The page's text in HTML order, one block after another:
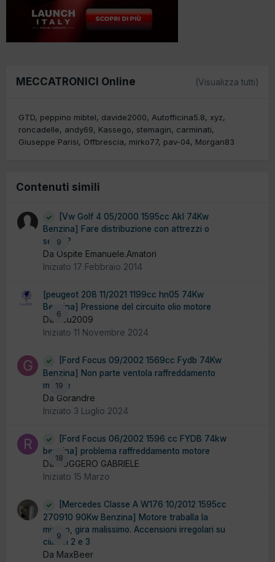
MECCATRONICI Online (Visualizza tutti)
GTD peppino mibtel davide2000 Autofficina5.8
xyz
roncadelle
andy69 Kassego stemagin
carminati
Giuseppe Parisi
Offbrescia mirko77 pav-04 Morgan83
Contenuti simili
9
[Vw Golf 4 05/2000 1595cc Akl 74Kw
Benzina] Fare distribuzione con attrezzi o
senza?
Da Ospite Emanuele.Amatori
Iniziato 17 Febbraio 2014
6
[peugeot 208 11/2021 1199cc hn05 74Kw
Benzina] Pressione del circuito olio motore
Da ecu2009
Iniziato 11 Novembre 2024
19
[Ford Focus 09/2002 1569cc Fydb 74Kw
Benzina] Non parte ventola raffreddamento
motore
Da Gorandre
Iniziato 3 Luglio 2024
18
[Ford Focus 06/2002 1596 cc FYDB 74kw
benzina] problema raffreddamento motore
Da ROGGERO GABRIELE
Iniziato 15 Marzo
9
[Mercedes Classe A W176 10/2012 1595cc
270910 90Kw Benzina] Motore traballa la
minimo, gira malissimo. Accensioni irregolari su
cilindri 2 e 3
Da MaxBeer